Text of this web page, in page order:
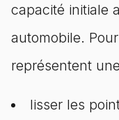
capacité initiale
automobile.
représentent
lisser les